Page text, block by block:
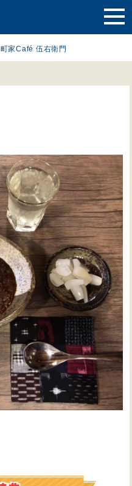
町家Café 伍右衛門